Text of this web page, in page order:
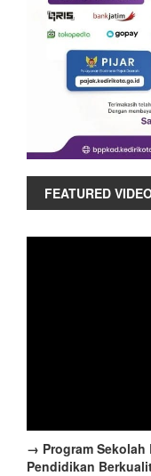
FEATURED
→ Program Sekolah
Pendidikan